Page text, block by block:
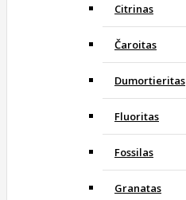
Citrinas
Čaroitas
Dumortieritas
Fluoritas
Fossilas
Granatas